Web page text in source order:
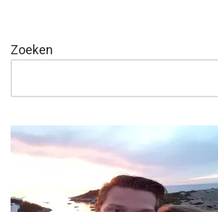
Zoeken